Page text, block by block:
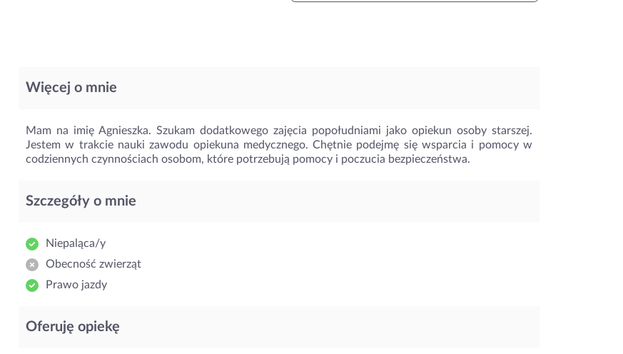
Więcej o mnie
Mam na imię Agnieszka. Szukam dodatkowego zajęcia popołudniami jako opiekun osoby starszej.
Jestem w trakcie nauki zawodu opiekuna medycznego. Chętnie podejmę się wsparcia i pomocy w
codziennych czynnościach osobom, które potrzebują pomocy i poczucia bezpieczeństwa.
Szczegóły o mnie
Niepaląca/y
Obecność zwierząt
Prawo jazdy
Oferuję opiekę